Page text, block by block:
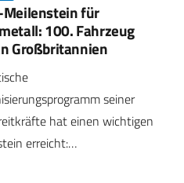
Meilenstein für
100. Fahrzeug
Großbritannien
seiner
hat einen wichtigen
erreicht:…